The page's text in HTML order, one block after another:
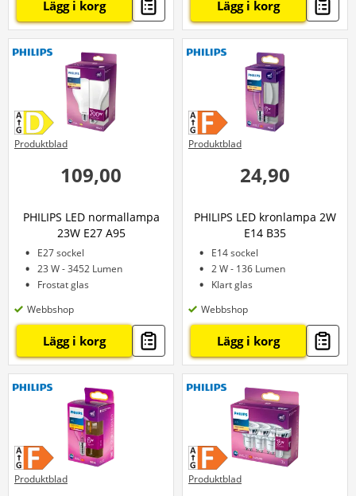
Lägg i korg Lägg i korg
109,00
PHILIPS LED normallampa
23W E27 A95
E27 sockel
23 W - 3452 Lumen
Frostat glas
Produktblad
Webbshop
Lägg i korg
24,90
PHILIPS LED kronlampa 2W
E14 B35
E14 sockel
2 W - 136 Lumen
Klart glas
Produktblad
Webbshop
Lägg i korg
Produktblad Produktblad